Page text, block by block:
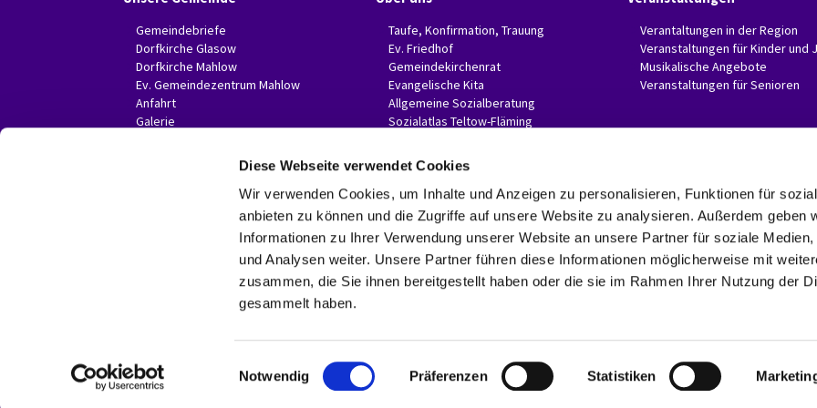
Diese Webseite verwendet Cookies
Wir verwenden Cookies, um Inhalte und Anzeigen zu personalisieren, Funktionen für
anbieten zu können und die Zugriffe auf unsere Website zu analysieren. Außerdem geben
Informationen zu Ihrer Verwendung unserer Website an unsere Partner für soziale Medien,
und Analysen weiter. Unsere Partner führen diese Informationen möglicherweise mit
zusammen, die Sie ihnen bereitgestellt haben oder die sie im Rahmen Ihrer Nutzung der
gesammelt haben.
i
Notwendig Präferenzen Statistiken
Gemeindebriefe
Dorfkirche Glasow
Dorfkirche Mahlow
Ev. Gemeindezentrum Mahlow
Anfahrt
Galerie
Taufe, Konfirmation, Trauung
Ev. Friedhof
Gemeindekirchenrat
Evangelische Kita
Allgemeine Sozialberatung
Sozialatlas Teltow-Fläming
Verantaltungen in der Region
Veranstaltungen für Kinder und
Musikalische Angebote
Veranstaltungen für Senioren
Evangelische Invitaskirchengemeinde Glasow-Mahlow
Rathenaustr. 45
15831 Blankenfelde-Mahlow
Telefon: 03379 374407 Fax: 03379 374470
invitaskg-glasow-mahlow@kkzf.de